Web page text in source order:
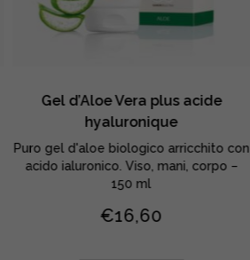
Gel d’Aloe Vera plus acide
hyaluronique
Puro gel d'aloe biologico arricchito con
acido ialuronico. Viso, mani, corpo –
150 ml
€16,60